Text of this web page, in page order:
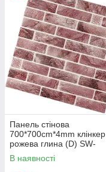
Панель стінова
700*700cm*4mm клінкер
рожева глина (D) SW-
00002005
В наявності